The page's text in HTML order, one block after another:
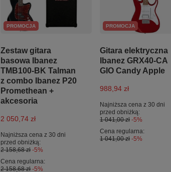
PROMOCJA
Zestaw gitara
basowa Ibanez
TMB100-BK Talman
z combo Ibanez P20
Promethean +
akcesoria
2 050,74 zł
Najniższa cena z 30 dni
przed obniżką:
2 158,68 zł -5%
Cena regularna:
2 158,68 zł -5%
PROMOCJA
Gitara elektryczna
Ibanez GRX40-CA
GIO Candy Apple
988,94 zł
Najniższa cena z 30 dni
przed obniżką:
1 041,00 zł -5%
Cena regularna:
1 041,00 zł -5%